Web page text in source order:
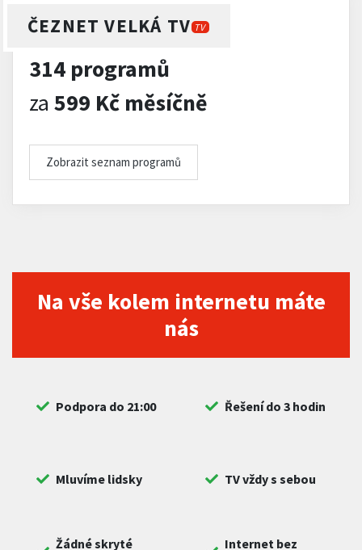
ČEZNET VELKÁ TV TV
314 programů
za 599 Kč měsíčně
Zobrazit seznam programů
Na vše kolem internetu máte
nás
Podpora do 21:00 Řešení do 3 hodin
Mluvíme lidsky TV vždy s sebou
Žádné skryté
Internet bez